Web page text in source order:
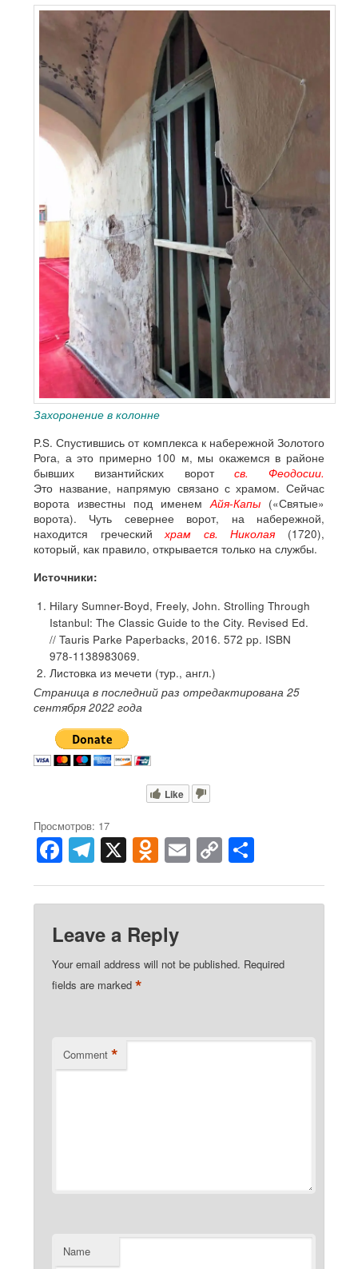
Захоронение в колонне
P.S. Спустившись от комплекса к набережной Золотого
Рога, а это примерно 100 м, мы окажемся в районе
бывших византийских воротсв. Феодосии.
Это название, напрямую связано с храмом. Сейчас
ворота известны под именем Айя-Капы(«Святые»
ворота). Чуть севернее ворот, на набережной,
находится греческий храм св. Николая
(1720),
который, как правило, открывается только на службы.
Источники:
Hilary Sumner-Boyd, Freely, John. Strolling Through
Istanbul: The Classic Guide to the City. Revised Ed.
// Tauris Parke Paperbacks, 2016. 572 pp. ISBN
978-1138983069.
Листовка из мечети (тур., англ.)
Страница в последний раз отредактирована 25
сентября 2022 года
Like
Просмотров: 17
F
a
c
e
b
o
T
el
e
gr
a
m
X O
d
n
o
kl
a
E
m
ail
C
o
p
Li
n
h
ar
Leave a Reply
Your email address will not be published. Required
fields are marked *
Comment *
Name